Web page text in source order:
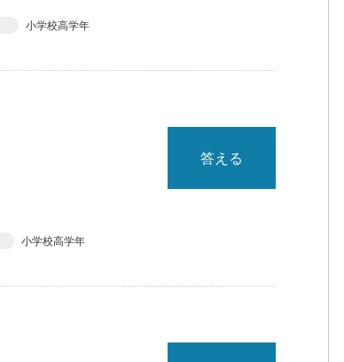
小学校高学年
答える
小学校高学年